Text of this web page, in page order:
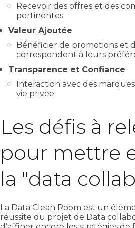
Recevoir des offres et des
pertinentes
Valeur Ajoutée
Bénéficier de promotions et
correspondent à leurs
Transparence et Confiance
Interaction avec des
vie privée.
Les défis à
pour mettre
la "data
La Data Clean Room est un
réussite du projet de Data